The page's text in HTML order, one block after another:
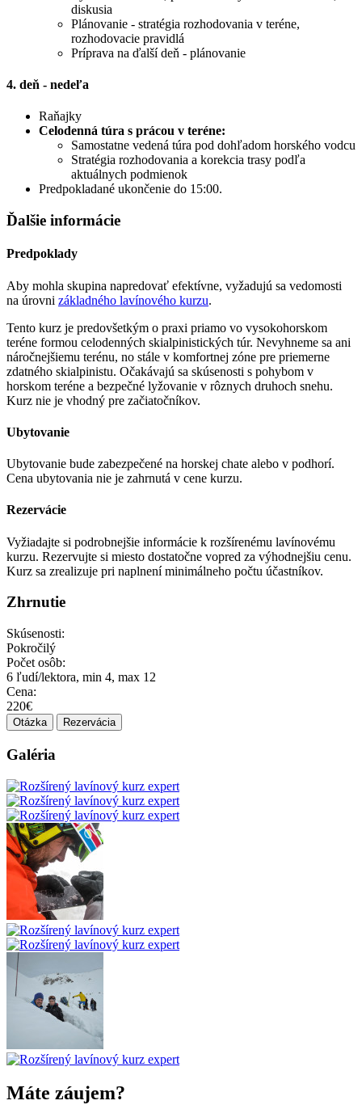
diskusia
Plánovanie - stratégia rozhodovania v teréne,
rozhodovacie pravidlá
Príprava na ďalší deň - plánovanie
4. deň - nedeľa
Raňajky
Celodenná túra s prácou v teréne:
Samostatne vedená túra pod dohľadom horského vodcu
Stratégia rozhodovania a korekcia trasy podľa
aktuálnych podmienok
Predpokladané ukončenie do 15:00.
Ďalšie informácie
Predpoklady
Aby mohla skupina napredovať efektívne, vyžadujú sa vedomosti
na úrovni základného lavínového kurzu.
Tento kurz je predovšetkým o praxi priamo vo vysokohorskom
teréne formou celodenných skialpinistických túr. Nevyhneme sa ani
náročnejšiemu terénu, no stále v komfortnej zóne pre priemerne
zdatného skialpinistu. Očakávajú sa skúsenosti s pohybom v
horskom teréne a bezpečné lyžovanie v rôznych druhoch snehu.
Kurz nie je vhodný pre začiatočníkov.
Ubytovanie
Ubytovanie bude zabezpečené na horskej chate alebo v podhorí.
Cena ubytovania nie je zahrnutá v cene kurzu.
Rezervácie
Vyžiadajte si podrobnejšie informácie k rozšírenému lavínovému
kurzu. Rezervujte si miesto dostatočne vopred za výhodnejšiu cenu.
Kurz sa zrealizuje pri naplnení minimálneho počtu účastníkov.
Zhrnutie
Skúsenosti:
Pokročilý
Počet osôb:
6 ľudí/lektora, min 4, max 12
Cena:
220€
Otázka Rezervácia
Galéria
Máte záujem?